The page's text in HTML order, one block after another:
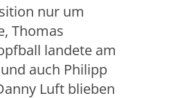
nur um
Thomas
landete am
auch Philipp
Luft blieben